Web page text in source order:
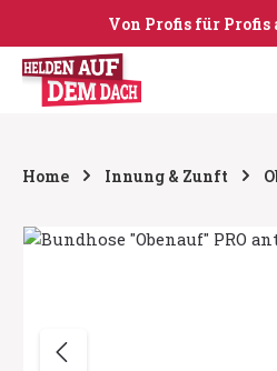
Zum Hauptinhalt springen
Von Profis für Profis
Home Innung & Zunft
Bildergalerie überspringen